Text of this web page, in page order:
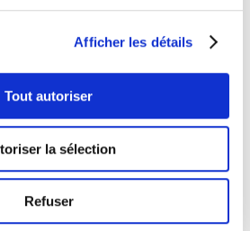
Afficher les détails
Tout autoriser
la sélection
Refuser
supérieur ?
qui dispose d’une rémunération
les autres employés de
des fonctions.
doit :